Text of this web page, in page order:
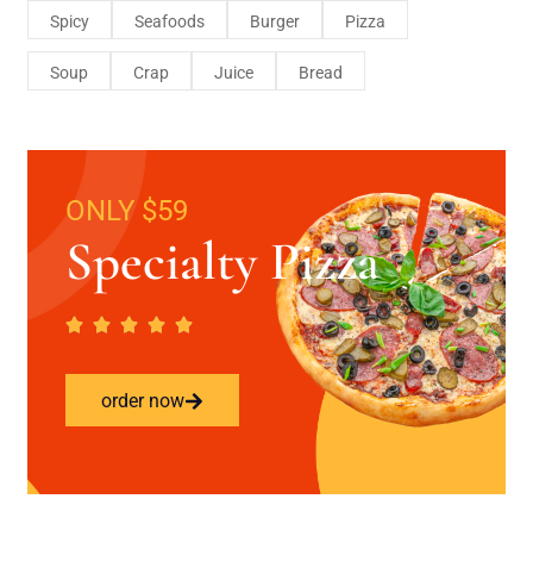
Spicy Seafoods Burger Pizza
Soup Crap Juice Bread
ONLY $59
Specialty Pizza
order now